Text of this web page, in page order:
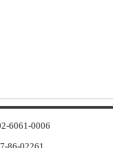
6061-0006